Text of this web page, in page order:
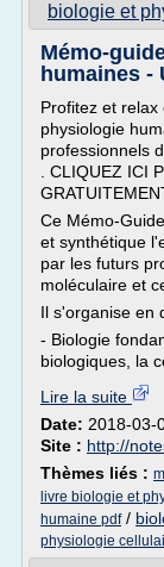
biologie et
Mémo-
humaines -
Profitez et
physiologie
professionnels
. CLIQUEZ ICI
Ce Mémo-
et synthétique
par les futurs
moléculaire et
Il s'organise en
- Biologie
biologiques, la
Lire la suite
Date: 2018-03-
Site : http://
Thèmes liés :
livre biologie et
humaine pdf/
physiologie